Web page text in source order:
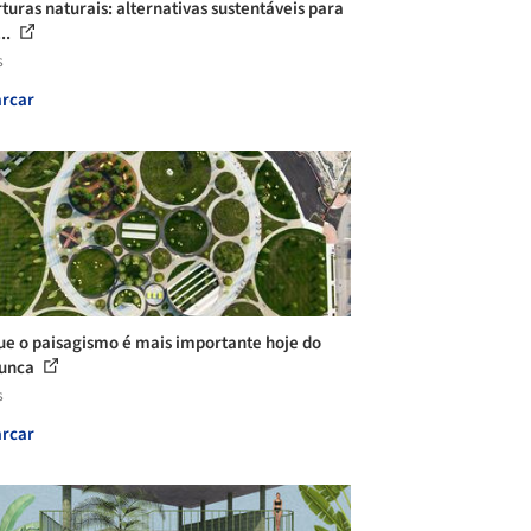
naturais: alternativas sustentáveis para
o paisagismo é mais importante hoje do